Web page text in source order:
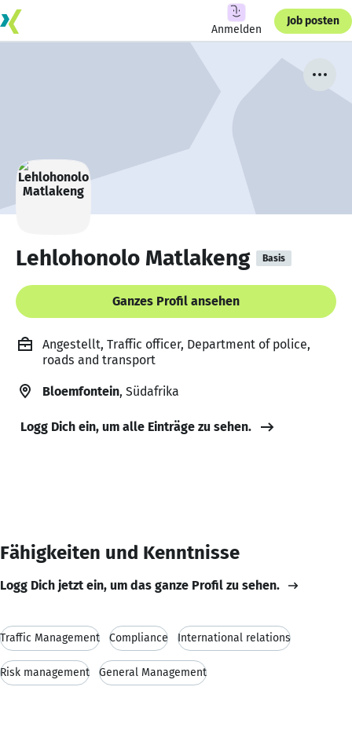
Anmelden
Job posten
Lehlohonolo Matlakeng Basis
Ganzes Profil ansehen
Angestellt, Traffic officer, Department of police,
roads and transport
Bloemfontein, Südafrika
Logg Dich ein, um alle Einträge zu sehen.
Fähigkeiten und Kenntnisse
Logg Dich jetzt ein, um das ganze Profil zu sehen.
Traffic Management Compliance International relations
Risk management General Management